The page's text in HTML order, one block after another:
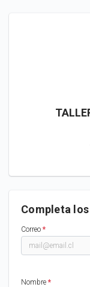
Completa
Correo *
Nombre *